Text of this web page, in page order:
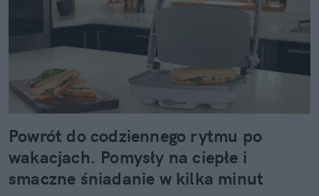
Powrót do codziennego rytmu po
wakacjach. Pomysły na ciepłe i
smaczne śniadanie w kilka minut